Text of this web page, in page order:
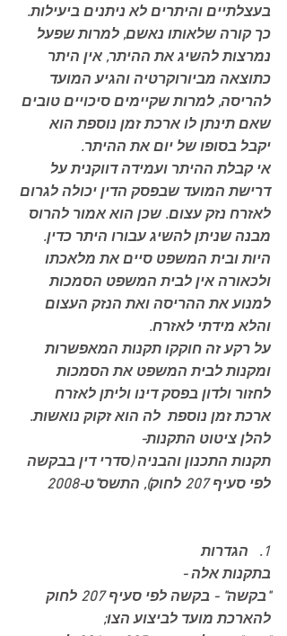
בעצלתיים והיתרים לא ניתנים ביעילות.
כך קורה שלאותו נאשם, למרות שפעל
נמרצות להשיג את ההיתר, אין היתר
כתוצאה מביורוקרטיה והגיע המועד
להריסה, למרות שקיימים סיכויים טובים
שאם תינתן לו ארכת זמן נוספת הוא
יקבל בסופו של יום את ההיתר.
אי קבלת ההיתר ועמידה דווקנית על
דרישת המועד שבפסק הדין יכולה לגרום
לאזרח נזק עצום. שכן הוא אמור להרוס
מבנה שניתן להשיג עבורו היתר כדין.
היות ובית המשפט סיים את מלאכתו
ולכאורה אין לבית המשפט הסמכות
למנוע את ההריסה ואת הנזק העצום
והלא מידתי לאזרח.
על רקע זה חוקקו תקנות המאפשרות
ומקנות לבית המשפט את הסמכות
לחזור ולדון בפסק דינו וליתן לאזרח
ארכת זמן נוספת  לה הוא זקוק נואשות.
להלן ציטוט התקנות-
תקנות התכנון והבניה (סדרי דין בבקשה
לפי סעיף 207 לחוק), התשס"ט-2008
1.   הגדרות
בתקנות אלה -
"בקשה" - בקשה לפי סעיף 207 לחוק
להארכת מועד לביצוע הצו;